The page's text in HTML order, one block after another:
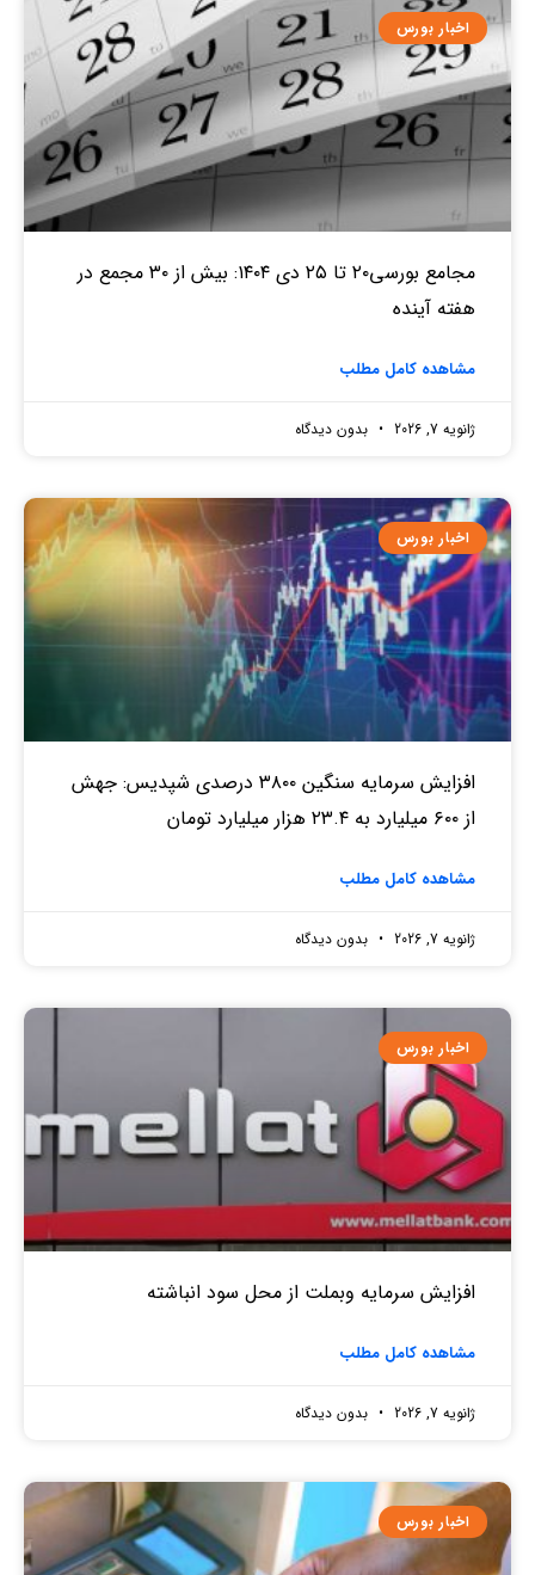
اخبار بورس
مجامع بورسی۲۰ تا ۲۵ دی ۱۴۰۴: بیش از ۳۰ مجمع در
هفته آینده
مشاهده کامل مطلب
ژانویه 7, 2026 بدون دیدگاه
اخبار بورس
افزایش سرمایه سنگین ۳۸۰۰ درصدی شپدیس: جهش
از ۶۰۰ میلیارد به ۲۳.۴ هزار میلیارد تومان
مشاهده کامل مطلب
ژانویه 7, 2026 بدون دیدگاه
اخبار بورس
افزایش سرمایه وبملت از محل سود انباشته
مشاهده کامل مطلب
ژانویه 7, 2026 بدون دیدگاه
اخبار بورس